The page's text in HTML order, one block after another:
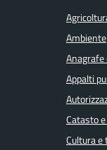
Ambiente
Appalti
Catasto
Cultura e